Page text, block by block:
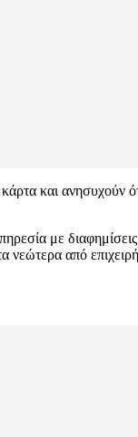
και ανησυχούν
με
νεώτερα από